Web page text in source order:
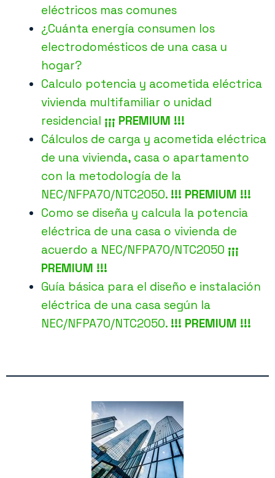
eléctricos mas comunes
¿Cuánta energía consumen los
electrodomésticos de una casa u
hogar?
Calculo potencia y acometida eléctrica
vivienda multifamiliar o unidad
residencial ¡¡¡ PREMIUM !!!
Cálculos de carga y acometida eléctrica
de una vivienda, casa o apartamento
con la metodología de la
NEC/NFPA70/NTC2050. !!! PREMIUM !!!
Como se diseña y calcula la potencia
eléctrica de una casa o vivienda de
acuerdo a NEC/NFPA70/NTC2050 ¡¡¡
PREMIUM !!!
Guía básica para el diseño e instalación
eléctrica de una casa según la
NEC/NFPA70/NTC2050. !!! PREMIUM !!!